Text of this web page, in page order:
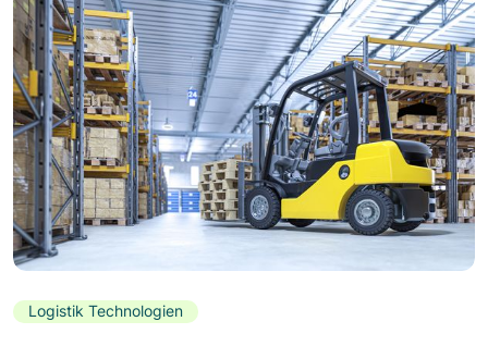
Logistik Technologien